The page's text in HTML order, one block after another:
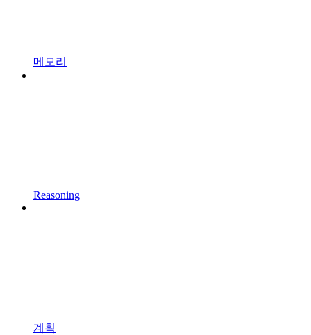
메모리
Reasoning
계획